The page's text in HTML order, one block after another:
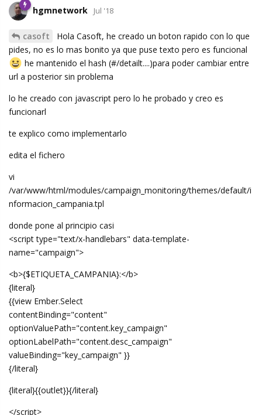
hgmnetwork Jul '18
casoft
Hola Casoft, he creado un boton rapido con lo que
pides, no es lo mas bonito ya que puse texto pero es funcional
he mantenido el hash (#/detailt....)para poder cambiar entre
url a posterior sin problema
lo he creado con javascript pero lo he probado y creo es
funcionarl
te explico como implementarlo
edita el fichero
vi
/var/www/html/modules/campaign_monitoring/themes/default/i
nformacion_campania.tpl
donde pone al principio casi
<script type="text/x-handlebars" data-template-
name="campaign">
<b>{$ETIQUETA_CAMPANIA}:</b>
{literal}
{{view Ember.Select
contentBinding="content"
optionValuePath="content.key_campaign"
optionLabelPath="content.desc_campaign"
valueBinding="key_campaign" }}
{/literal}
{literal}{{outlet}}{/literal}
</script>